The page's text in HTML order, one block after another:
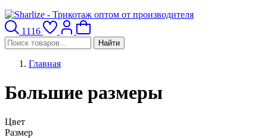
1116
Найти
Главная
Большие размеры
Цвет
Размер